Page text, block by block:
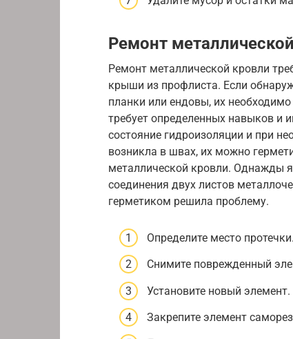
Ремонт
Ремонт металлической кровли
крыши из профлиста. Если
планки или ендовы, их
требует определенных навыков и
состояние гидроизоляции и при
возникла в швах, их можно
металлической кровли. Однажды
соединения двух листов
герметиком решила проблему.
Определите место протечки.
Снимите поврежденный
Установите новый элемент.
Закрепите элемент